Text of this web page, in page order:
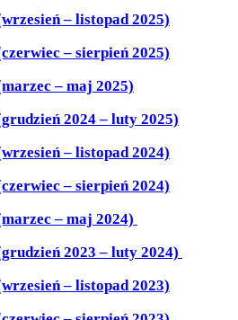
– listopad 2025)
– sierpień 2025)
– maj 2025)
2024 – luty 2025)
– listopad 2024)
– sierpień 2024)
– maj 2024)
2023 – luty 2024)
– listopad 2023)